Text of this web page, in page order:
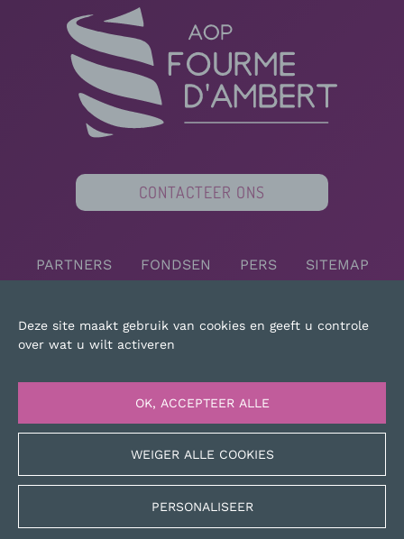
CONTACTEER ONS
PARTNERS FONDSEN PERS SITEMAP
Deze site maakt gebruik van cookies en geeft u controle
over wat u wilt activeren
OK, ACCEPTEER ALLE
WEIGER ALLE COOKIES
PERSONALISEER